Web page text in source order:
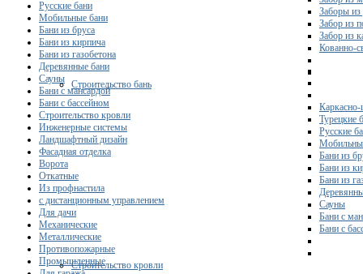
Заборы из
Забор из
Забор из
Кованно-
Строительство бань
Турецкие
Русские
Бани из
Бани из
Бани из
Сауны
Бани с
Бани с
Строительство кровли
Русские бани
Мобильные бани
Бани из бруса
Бани из кирпича
Бани из газобетона
Деревянные бани
Сауны
Бани с мансардой
Бани с бассейном
Строительство кровли
Инженерные системы
Ландшафтный дизайн
Фасадная отделка
Ворота
Откатные
Из профнастила
с дистанционным управлением
Для дачи
Механические
Металлические
Противопожарные
Промышленные